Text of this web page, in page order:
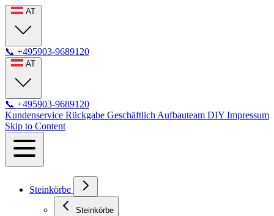
AT
📞 +495903-9689120
AT
📞 +495903-9689120
Kundenservice Rückgabe Geschäftlich Aufbauteam DIY Impressum
Skip to Content
Steinkörbe
Steinkörbe